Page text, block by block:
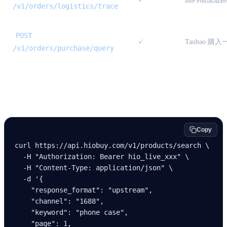
/v1/orders/logistics/trace
POST
/v1/orders/purchase/query
✓ Taobao 購入
Copy
curl https://api.hiobuy.com/v1/products/search \
  -H
"Authorization: Bearer hio_live_xxx" \
  -H
"Content-Type: application/json" \
  -d
'{
    "response_format": "upstream",
    "channel": "1688",
    "keyword": "phone case",
    "page": 1,